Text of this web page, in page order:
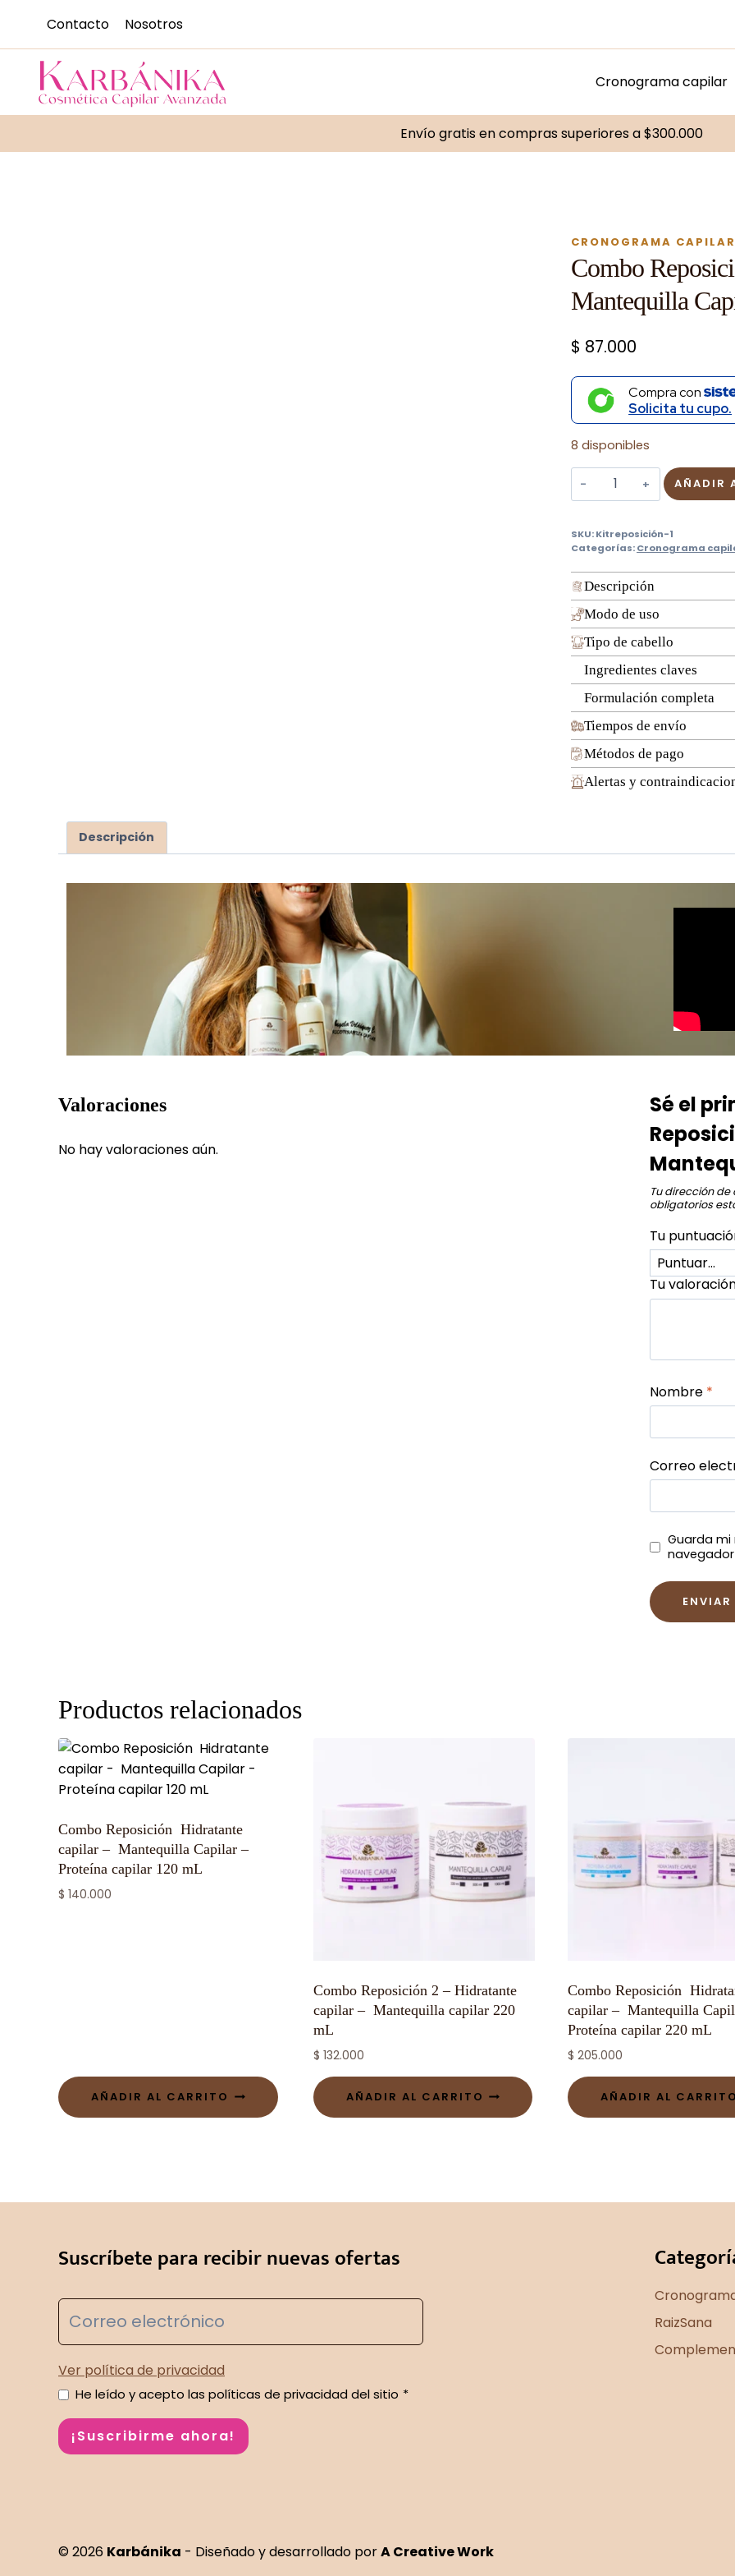
contenido
Contacto Nosotros
Cronograma capilar
Envío gratis en compras superiores a $300.000
CRONOGRAMA
Combo
Mantequilla
$ 87.000
Compra con
Solicita tu cupo.
8 disponibles
Combo
Reposición
–
Hidratante
Capilar
-
Mantequilla
Capilar
120
mL
cantidad
AÑADIR
SKU:Kitreposición-1
Categorías:Cronograma
Descripción
Modo de uso
Tipo de cabello
Ingredientes claves
Formulación completa
Tiempos de envío
Métodos de pago
Alertas y
Descripción
Valoraciones
No hay valoraciones aún.
Sé el
Tu dirección
obligatorios
Tu
Tu
Nombre *
Correo
Guarda
Productos relacionados
Combo Reposición Hidratante
capilar – Mantequilla Capilar –
Proteína capilar 120 mL
$ 140.000
AÑADIR AL CARRITO
Combo Reposición 2 – Hidratante
capilar – Mantequilla capilar 220
mL
$ 132.000
AÑADIR AL CARRITO
Combo Reposición
capilar – Mantequilla
Proteína capilar 220 mL
$ 205.000
AÑADIR AL
Suscríbete para recibir nuevas ofertas
Ver política de privacidad
He leído y acepto las políticas de privacidad del sitio *
¡Suscribirme ahora!
RaizSana
© 2026 Karbánika - Diseñado y desarrollado porA Creative Work